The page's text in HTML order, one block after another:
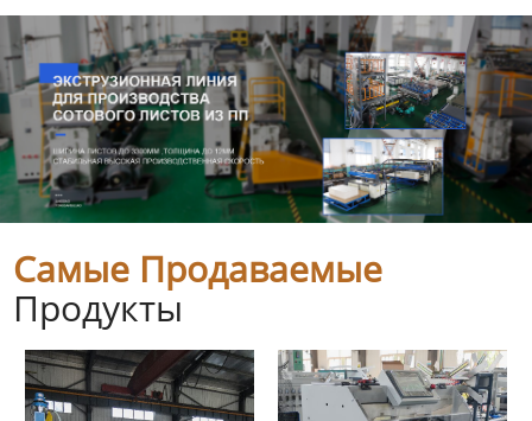
Самые Продаваемые
Продукты